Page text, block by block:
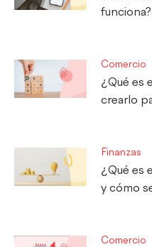
funciona?
Comercio
¿Qué es
crearlo
Finanzas
¿Qué es
y cómo
Comercio